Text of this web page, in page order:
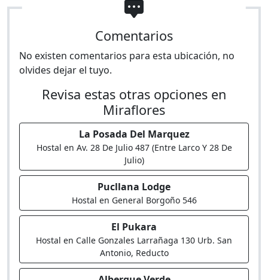
Comentarios
No existen comentarios para esta ubicación, no
olvides dejar el tuyo.
Revisa estas otras opciones en
Miraflores
La Posada Del Marquez
Hostal en Av. 28 De Julio 487 (Entre Larco Y 28 De
Julio)
Pucllana Lodge
Hostal en General Borgoño 546
El Pukara
Hostal en Calle Gonzales Larrañaga 130 Urb. San
Antonio, Reducto